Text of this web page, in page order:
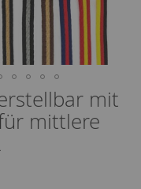
mit
mittlere